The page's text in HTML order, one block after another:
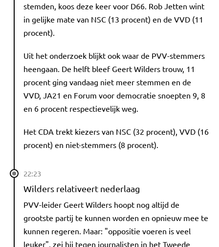
stemden, koos deze keer voor D66. Rob Jetten wint
in gelijke mate van NSC (13 procent) en de VVD (11
procent).
Uit het onderzoek blijkt ook waar de PVV-stemmers
heengaan. De helft bleef Geert Wilders trouw, 11
procent ging vandaag niet meer stemmen en de
VVD, JA21 en Forum voor democratie snoepten 9, 8
en 6 procent respectievelijk weg.
Het CDA trekt kiezers van NSC (32 procent), VVD (16
procent) en niet-stemmers (8 procent).
22:23
Wilders relativeert nederlaag
PVV-leider Geert Wilders hoopt nog altijd de
grootste partij te kunnen worden en opnieuw mee te
kunnen regeren. Maar: "oppositie voeren is veel
leuker", zei hij tegen journalisten in het Tweede